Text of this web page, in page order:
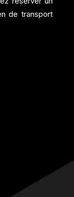
de transport